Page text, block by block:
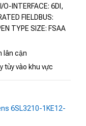
INTERFACE: 6DI,
FIELDBUS:
TYPE SIZE: FSAA
lân cận
tùy vào khu vực
6SL3210-1KE12-